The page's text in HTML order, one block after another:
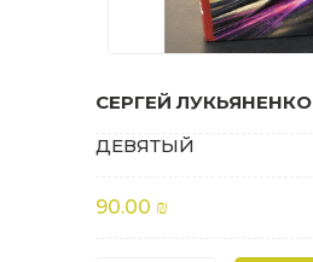
СЕРГЕЙ ЛУКЬЯНЕНКО
ДЕВЯТЫЙ
90.00 ₪